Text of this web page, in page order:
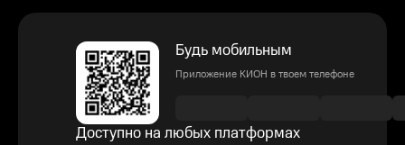
Будь мобильным
Приложение КИОН в твоем телефоне
Доступно на любых платформах